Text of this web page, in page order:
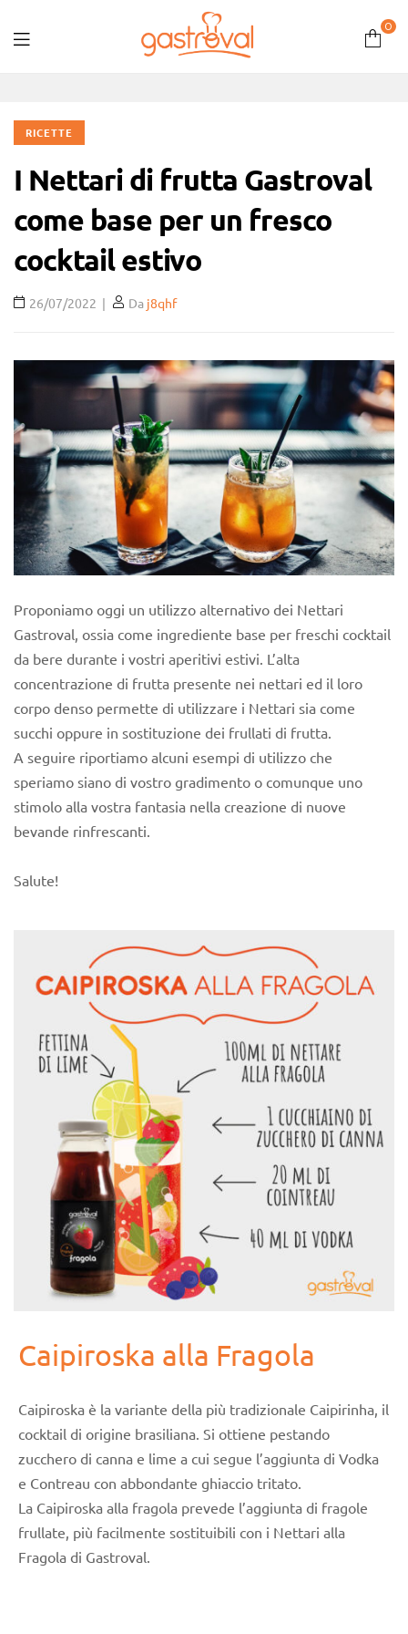
0
RICETTE
I Nettari di frutta Gastroval
come base per un fresco
cocktail estivo
26/07/2022 Da j8qhf
Proponiamo oggi un utilizzo alternativo dei Nettari
Gastroval, ossia come ingrediente base per freschi cocktail
da bere durante i vostri aperitivi estivi. L’alta
concentrazione di frutta presente nei nettari ed il loro
corpo denso permette di utilizzare i Nettari sia come
succhi oppure in sostituzione dei frullati di frutta.
A seguire riportiamo alcuni esempi di utilizzo che
speriamo siano di vostro gradimento o comunque uno
stimolo alla vostra fantasia nella creazione di nuove
bevande rinfrescanti.
Salute!
Caipiroska alla Fragola
Caipiroska è la variante della più tradizionale Caipirinha, il
cocktail di origine brasiliana. Si ottiene pestando
zucchero di canna e lime a cui segue l’aggiunta di Vodka
e Contreau con abbondante ghiaccio tritato.
La Caipiroska alla fragola prevede l’aggiunta di fragole
frullate, più facilmente sostituibili con i Nettari alla
Fragola di Gastroval.